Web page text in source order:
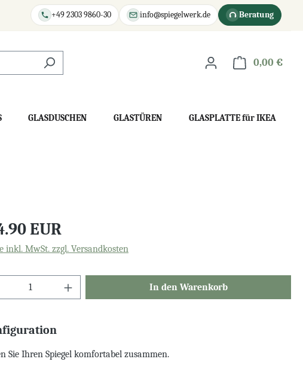
+49 2303 9860-30 info@spiegelwerk.de Beratung
0,00 €
GLASDUSCHEN GLASTÜREN GLASPLATTE für IKEA
EUR
inkl. MwSt. zzgl. Versandkosten
In den Warenkorb
Sie Ihren Spiegel komfortabel zusammen.